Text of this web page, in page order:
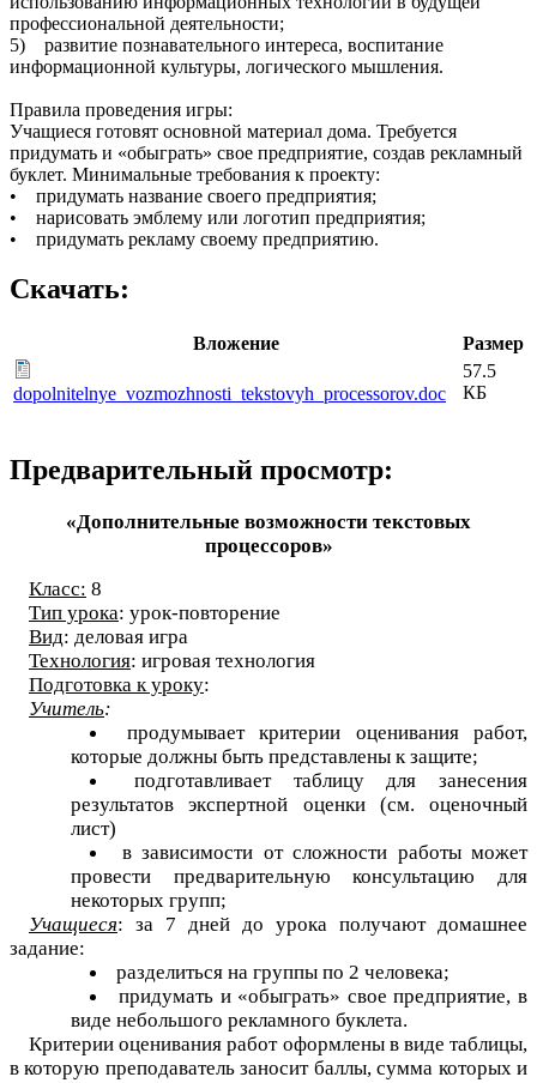
профессиональной деятельности;
5) развитие познавательного интереса, воспитание
информационной культуры, логического мышления.
Правила проведения игры:
Учащиеся готовят основной материал дома. Требуется
придумать и «обыграть» свое предприятие, создав рекламный
буклет. Минимальные требования к проекту:
• придумать название своего предприятия;
• нарисовать эмблему или логотип предприятия;
• придумать рекламу своему предприятию.
Скачать:
Вложение Размер
dopolnitelnye_vozmozhnosti_tekstovyh_processorov.doc
57.5
КБ
Предварительный просмотр:
«Дополнительные возможности текстовых
процессоров»
Класс: 8
Тип урока: урок-повторение
Вид: деловая игра
Технология: игровая технология
Подготовка к уроку:
Учитель:
продумывает критерии оценивания работ,
которые должны быть представлены к защите;
подготавливает таблицу для занесения
результатов экспертной оценки (см. оценочный
лист)
в зависимости от сложности работы может
провести предварительную консультацию для
некоторых групп;
Учащиеся: за 7 дней до урока получают домашнее
задание:
разделиться на группы по 2 человека;
придумать и «обыграть» свое предприятие, в
виде небольшого рекламного буклета.
Критерии оценивания работ оформлены в виде таблицы,
в которую преподаватель заносит баллы, сумма которых и